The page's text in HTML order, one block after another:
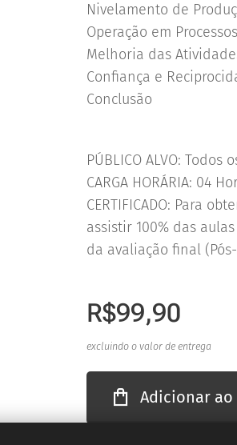
Nivelamento de
Operação em
Melhoria das
Confiança e
Conclusão
PÚBLICO ALVO: Todos
CARGA HORÁRIA: 04
CERTIFICADO: Para
assistir 100% das
da avaliação final
R$99,90
excluindo o valor de entrega
Adicionar